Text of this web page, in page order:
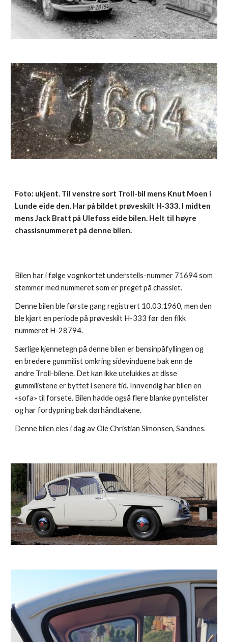
Foto: ukjent. Til venstre sort Troll-bil mens Knut Moen i
Lunde eide den. Har på bildet prøveskilt H-333. I midten
mens Jack Bratt på Ulefoss eide bilen. Helt til høyre
chassisnummeret på denne bilen.
Bilen har i følge vognkortet understells-nummer 71694 som
stemmer med nummeret som er preget på chassiet.
Denne bilen ble første gang registrert 10.03.1960, men den
ble kjørt en periode på prøveskilt H-333 før den fikk
nummeret H-28794.
Særlige kjennetegn på denne bilen er bensinpåfyllingen og
en bredere gummilist omkring sidevinduene bak enn de
andre Troll-bilene. Det kan ikke utelukkes at disse
gummilistene er byttet i senere tid. Innvendig har bilen en
«sofa» til forsete. Bilen hadde også flere blanke pyntelister
og har fordypning bak dørhåndtakene.
Denne bilen eies i dag av Ole Christian Simonsen, Sandnes.